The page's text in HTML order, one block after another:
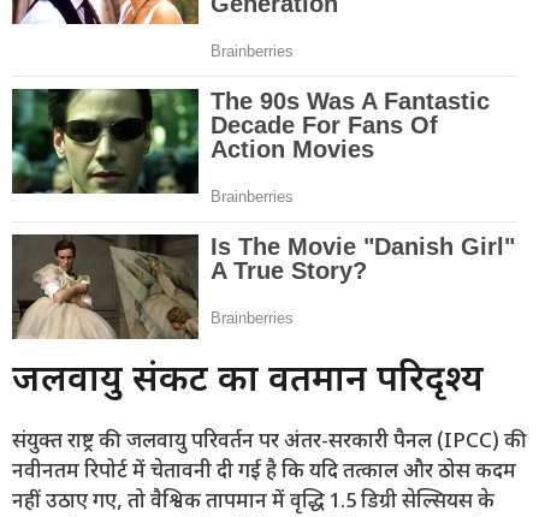
जलवायु संकट का वर्तमान परिदृश्य
संयुक्त राष्ट्र की जलवायु परिवर्तन पर अंतर-सरकारी पैनल (IPCC) की
नवीनतम रिपोर्ट में चेतावनी दी गई है कि यदि तत्काल और ठोस कदम
नहीं उठाए गए, तो वैश्विक तापमान में वृद्धि 1.5 डिग्री सेल्सियस के